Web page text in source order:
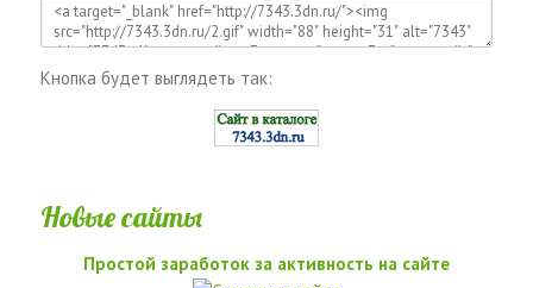
Кнопка будет выглядеть так:
Новые сайты
Простой заработок за активность на сайте